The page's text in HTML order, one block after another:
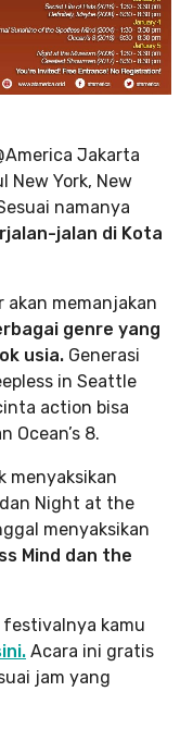
Jakarta
New York, New
namanya
jalan di Kota
memanjakan
genre yang
usia. Generasi
in Seattle
action bisa
Ocean’s 8.
menyaksikan
Night at the
menyaksikan
Mind dan the
kamu
Acara ini gratis
jam yang